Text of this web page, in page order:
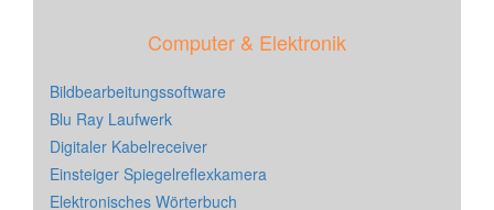
Computer & Elektronik
Bildbearbeitungssoftware
Blu Ray Laufwerk
Digitaler Kabelreceiver
Einsteiger Spiegelreflexkamera
Elektronisches Wörterbuch